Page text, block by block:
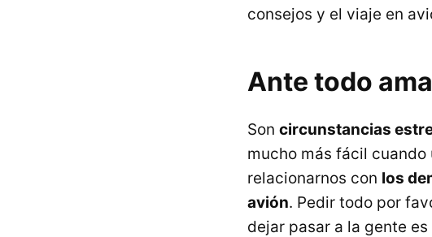
consejos y el viaje en
Ante todo
Son circunstancias
mucho más fácil
relacionarnos con los
avión. Pedir todo por
dejar pasar a la gente